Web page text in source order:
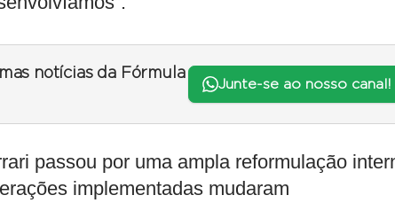
notícias da Fórmula
Junte-se ao nosso canal!
passou por uma ampla reformulação
implementadas mudaram